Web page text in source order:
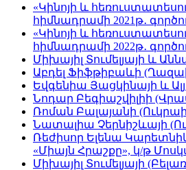
«Կինոյի և
հիմնադրամի 2021թ․
«Կինոյի և
հիմնադրամի 2022թ․
Միխայիլ Տումելյայի և
Աբդել Ֆիֆթիբաևի
Եվգենիա Յացկինայի և
Նոդար Բեգիաշվիլիի
Ռոման Բալայանի
Նատալիա Չերնիշևայի
Ռեժիսոր Ելենա
«Միայն Հրաշքը», կ/թ
Միխայիլ Տումելյայի